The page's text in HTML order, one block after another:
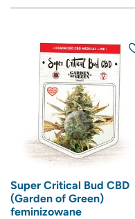
Super Critical Bud CBD
(Garden of Green)
feminizowane